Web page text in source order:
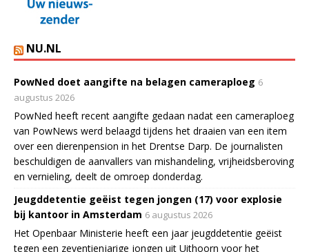
NU.NL
PowNed doet aangifte na belagen cameraploeg 6
augustus 2026
PowNed heeft recent aangifte gedaan nadat een cameraploeg
van PowNews werd belaagd tijdens het draaien van een item
over een dierenpension in het Drentse Darp. De journalisten
beschuldigen de aanvallers van mishandeling, vrijheidsberoving
en vernieling, deelt de omroep donderdag.
Jeugddetentie geëist tegen jongen (17) voor explosie
bij kantoor in Amsterdam 6 augustus 2026
Het Openbaar Ministerie heeft een jaar jeugddetentie geëist
tegen een zeventienjarige jongen uit Uithoorn voor het